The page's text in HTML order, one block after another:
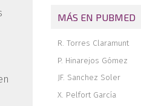
anterior de hombro
radio distal:
quirúrgica y lesiones
Tratamiento
paralabral sintomático
un caso
MÁS EN PUBMED
R. Torres Claramunt
P. Hinarejos Gómez
JF. Sanchez Soler
X. Pelfort García